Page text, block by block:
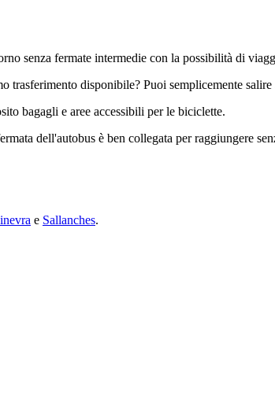
senza fermate intermedie con la possibilità di
disponibile? Puoi semplicemente
bagagli e aree accessibili per le biciclette.
dell'autobus è ben collegata per raggiungere
e Sallanches.